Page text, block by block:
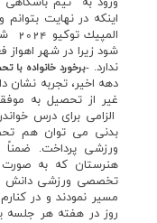
اينكه در نهايت
ندارد.-برخورد خانواده
دهه اخير، تجربه نشان
غير از تحصيل به
الزامي براي درس
بدني مي توان هم
ورزشي پرداخت. ضمناً
هنرستان كه به
تخصصي ورزشي دانش
مسير نمودند و در كنارم
روز در هفته هر جلسه